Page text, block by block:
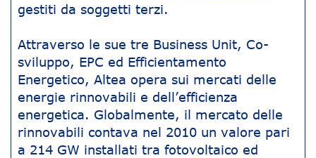
gestiti da soggetti terzi.
Attraverso le sue tre Business Unit, Co-
sviluppo, EPC ed Efficientamento
Energetico, Altea opera sui mercati delle
energie rinnovabili e dell’efficienza
energetica. Globalmente, il mercato delle
rinnovabili contava nel 2010 un valore pari
a 214 GW installati tra fotovoltaico ed